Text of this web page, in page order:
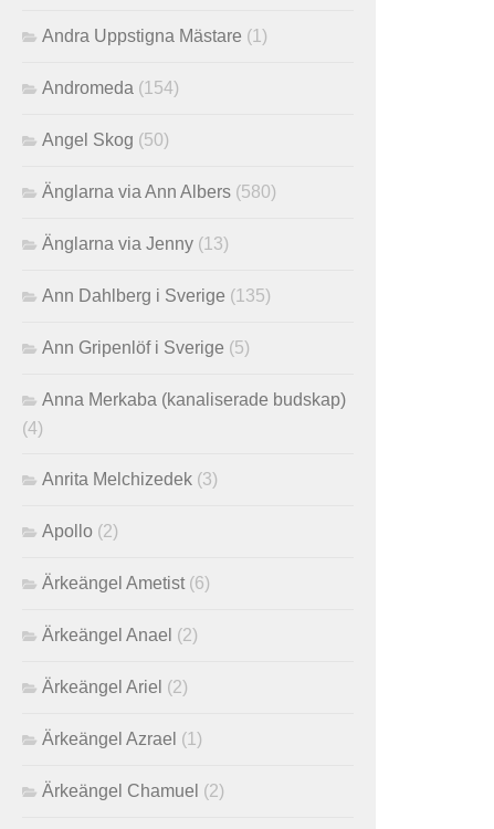
Andra Uppstigna Mästare (1)
Andromeda (154)
Angel Skog (50)
Änglarna via Ann Albers (580)
Änglarna via Jenny (13)
Ann Dahlberg i Sverige (135)
Ann Gripenlöf i Sverige (5)
Anna Merkaba (kanaliserade budskap)
(4)
Anrita Melchizedek (3)
Apollo (2)
Ärkeängel Ametist (6)
Ärkeängel Anael (2)
Ärkeängel Ariel (2)
Ärkeängel Azrael (1)
Ärkeängel Chamuel (2)